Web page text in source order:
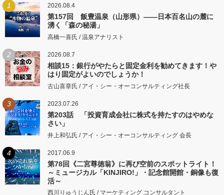
1 2026.08.4
第157回 飯豊温泉（山形県）――日本百名山の麓に
湧く「森の秘湯」
高橋一喜氏 / 温泉アナリスト
2 2026.08.7
相談15：銀行がやたらと固定金利を勧めてきます！や
はり固定がよいのでしょうか！
古山喜章氏 / アイ・シー・オーコンサルティング社長
3 2023.07.26
第203話 「投資育成会社に株式を持たすのはやめな
さい」
井上和弘氏 / アイ・シー・オーコンサルティング 会長
4 2017.06.9
第78回《二宮尊徳翁》に再び空前のスポットライト！
～ミュージカル「KINJIRO!」・記念館開館・銅像も復
活～
西川りゅうじん氏 / マーケティング コンサルタント